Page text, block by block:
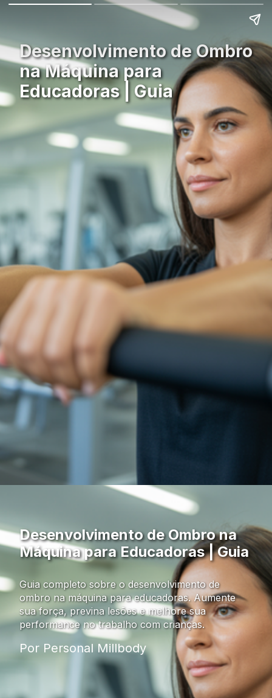
Desenvolvimento de Ombro
na Máquina para
Educadoras | Guia
Desenvolvimento de Ombro na
Máquina para Educadoras | Guia
Guia completo sobre o desenvolvimento de
ombro na máquina para educadoras. Aumente
sua força, previna lesões e melhore sua
performance no trabalho com crianças.
Por Personal Millbody